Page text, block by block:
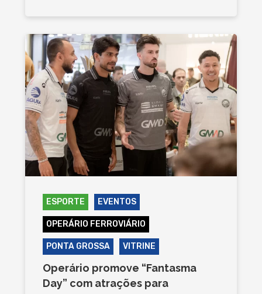
ESPORTE EVENTOS
OPERÁRIO FERROVIÁRIO
PONTA GROSSA VITRINE
Operário promove “Fantasma
Day” com atrações para